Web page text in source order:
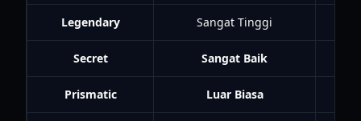
Legendary Sangat Tinggi
Secret Sangat Baik
Prismatic Luar Biasa